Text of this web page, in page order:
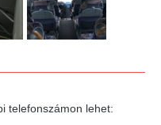
telefonszámon lehet: